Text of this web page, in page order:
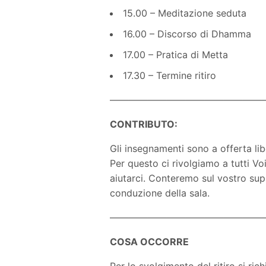
15.00 – Meditazione seduta
16.00 – Discorso di Dhamma
17.00 – Pratica di Metta
17.30 – Termine ritiro
CONTRIBUTO:
Gli insegnamenti sono a offerta
Per questo ci rivolgiamo a tutti
aiutarci. Conteremo sul vostro
conduzione della sala.
COSA OCCORRE